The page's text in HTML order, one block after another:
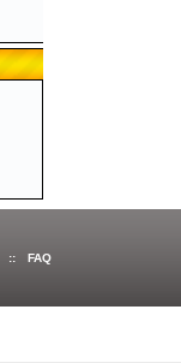
:: FAQ